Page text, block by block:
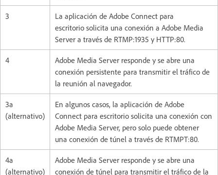
3
La aplicación de Adobe Connect para
escritorio solicita una conexión a Adobe Media
Server a través de RTMP:1935 y HTTP:80.
4
Adobe Media Server responde y se abre una
conexión persistente para transmitir el tráfico de
la reunión al navegador.
3a
(alternativo)
En algunos casos, la aplicación de Adobe
Connect para escritorio solicita una conexión con
Adobe Media Server, pero solo puede obtener
una conexión de túnel a través de RTMPT:80.
4a
(alternativo)
Adobe Media Server responde y se abre una
conexión de túnel para transmitir el tráfico de la